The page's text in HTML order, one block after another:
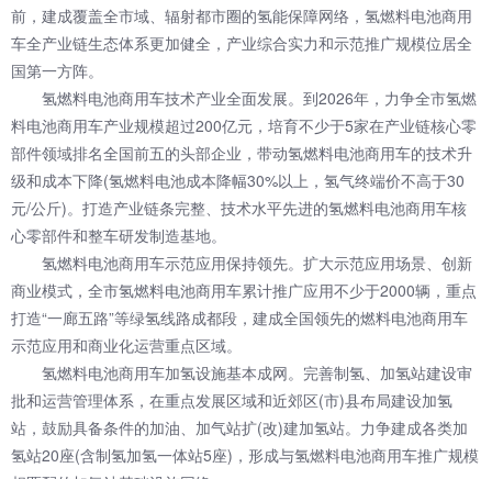
前，建成覆盖全市域、辐射都市圈的氢能保障网络，氢燃料电池商用
车全产业链生态体系更加健全，产业综合实力和示范推广规模位居全
国第一方阵。
氢燃料电池商用车技术产业全面发展。到2026年，力争全市氢燃
料电池商用车产业规模超过200亿元，培育不少于5家在产业链核心零
部件领域排名全国前五的头部企业，带动氢燃料电池商用车的技术升
级和成本下降(氢燃料电池成本降幅30%以上，氢气终端价不高于30
元/公斤)。打造产业链条完整、技术水平先进的氢燃料电池商用车核
心零部件和整车研发制造基地。
氢燃料电池商用车示范应用保持领先。扩大示范应用场景、创新
商业模式，全市氢燃料电池商用车累计推广应用不少于2000辆，重点
打造“一廊五路”等绿氢线路成都段，建成全国领先的燃料电池商用车
示范应用和商业化运营重点区域。
氢燃料电池商用车加氢设施基本成网。完善制氢、加氢站建设审
批和运营管理体系，在重点发展区域和近郊区(市)县布局建设加氢
站，鼓励具备条件的加油、加气站扩(改)建加氢站。力争建成各类加
氢站20座(含制氢加氢一体站5座)，形成与氢燃料电池商用车推广规模